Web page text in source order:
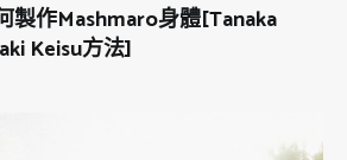
製作Mashmaro身體[Tanaka
Keisu方法]